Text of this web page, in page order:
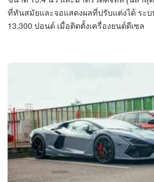
ที่ทันสมัยและจอแสดงผลที่ปรับแต่งได้ ระบ
13,300 ปอนด์ เมื่อติดตั้งเครื่องยนต์ดีเซล